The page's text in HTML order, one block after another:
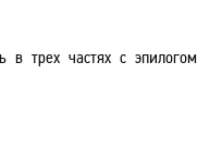
в трех частях с эпилогом